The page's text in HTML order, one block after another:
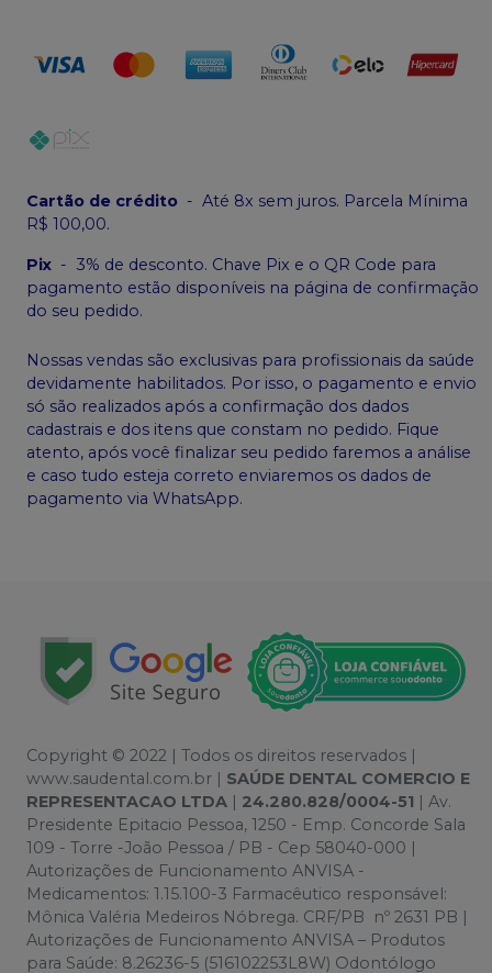
Cartão de crédito - Até 8x sem juros. Parcela Mínima
R$ 100,00.
Pix - 3% de desconto. Chave Pix e o QR Code para
pagamento estão disponíveis na página de confirmação
do seu pedido.
Nossas vendas são exclusivas para profissionais da saúde
devidamente habilitados. Por isso, o pagamento e envio
só são realizados após a confirmação dos dados
cadastrais e dos itens que constam no pedido. Fique
atento, após você finalizar seu pedido faremos a análise
e caso tudo esteja correto enviaremos os dados de
pagamento via WhatsApp.
Copyright © 2022 | Todos os direitos reservados |
www.saudental.com.br | SAÚDE DENTAL COMERCIO E
REPRESENTACAO LTDA | 24.280.828/0004-51 | Av.
Presidente Epitacio Pessoa, 1250 - Emp. Concorde Sala
109 - Torre -João Pessoa / PB - Cep 58040-000 |
Autorizações de Funcionamento ANVISA -
Medicamentos: 1.15.100-3 Farmacêutico responsável:
Mônica Valéria Medeiros Nóbrega. CRF/PB nº 2631 PB |
Autorizações de Funcionamento ANVISA – Produtos
para Saúde: 8.26236-5 (516102253L8W) Odontólogo